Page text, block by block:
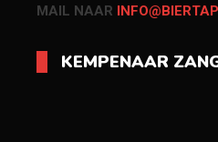
MAIL NAAR
KEMPENAAR